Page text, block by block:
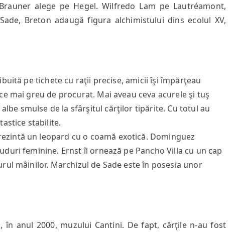
alege pe Hegel. Wilfredo Lam pe Lautréamont,
Breton adaugă figura alchimistului dins ecolul XV,
pe tichete cu raţii precise, amicii îşi împărţeau
mai greu de procurat. Mai aveau ceva acurele şi tuş
smulse de la sfârşitul cărţilor tipărite. Cu totul au
stabilite.
un leopard cu o coamă exotică. Dominguez
feminine. Ernst îl ornează pe Pancho Villa cu un cap
mâinilor. Marchizul de Sade este în posesia unor
anul 2000, muzului Cantini. De fapt, cărţile n-au fost